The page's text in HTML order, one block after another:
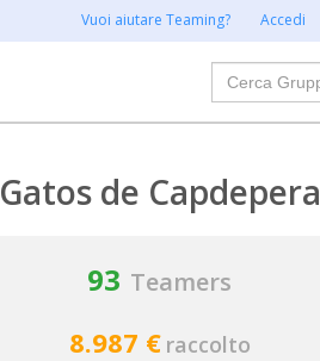
Vuoi aiutare Teaming? Accedi
Cerca
Gatos de Capdepera
93 Teamers
8.987 € raccolto